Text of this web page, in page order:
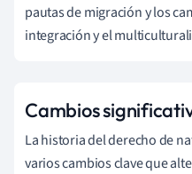
pautas de migración y los
integración y el
Cambios
La historia del derecho de
varios cambios clave que